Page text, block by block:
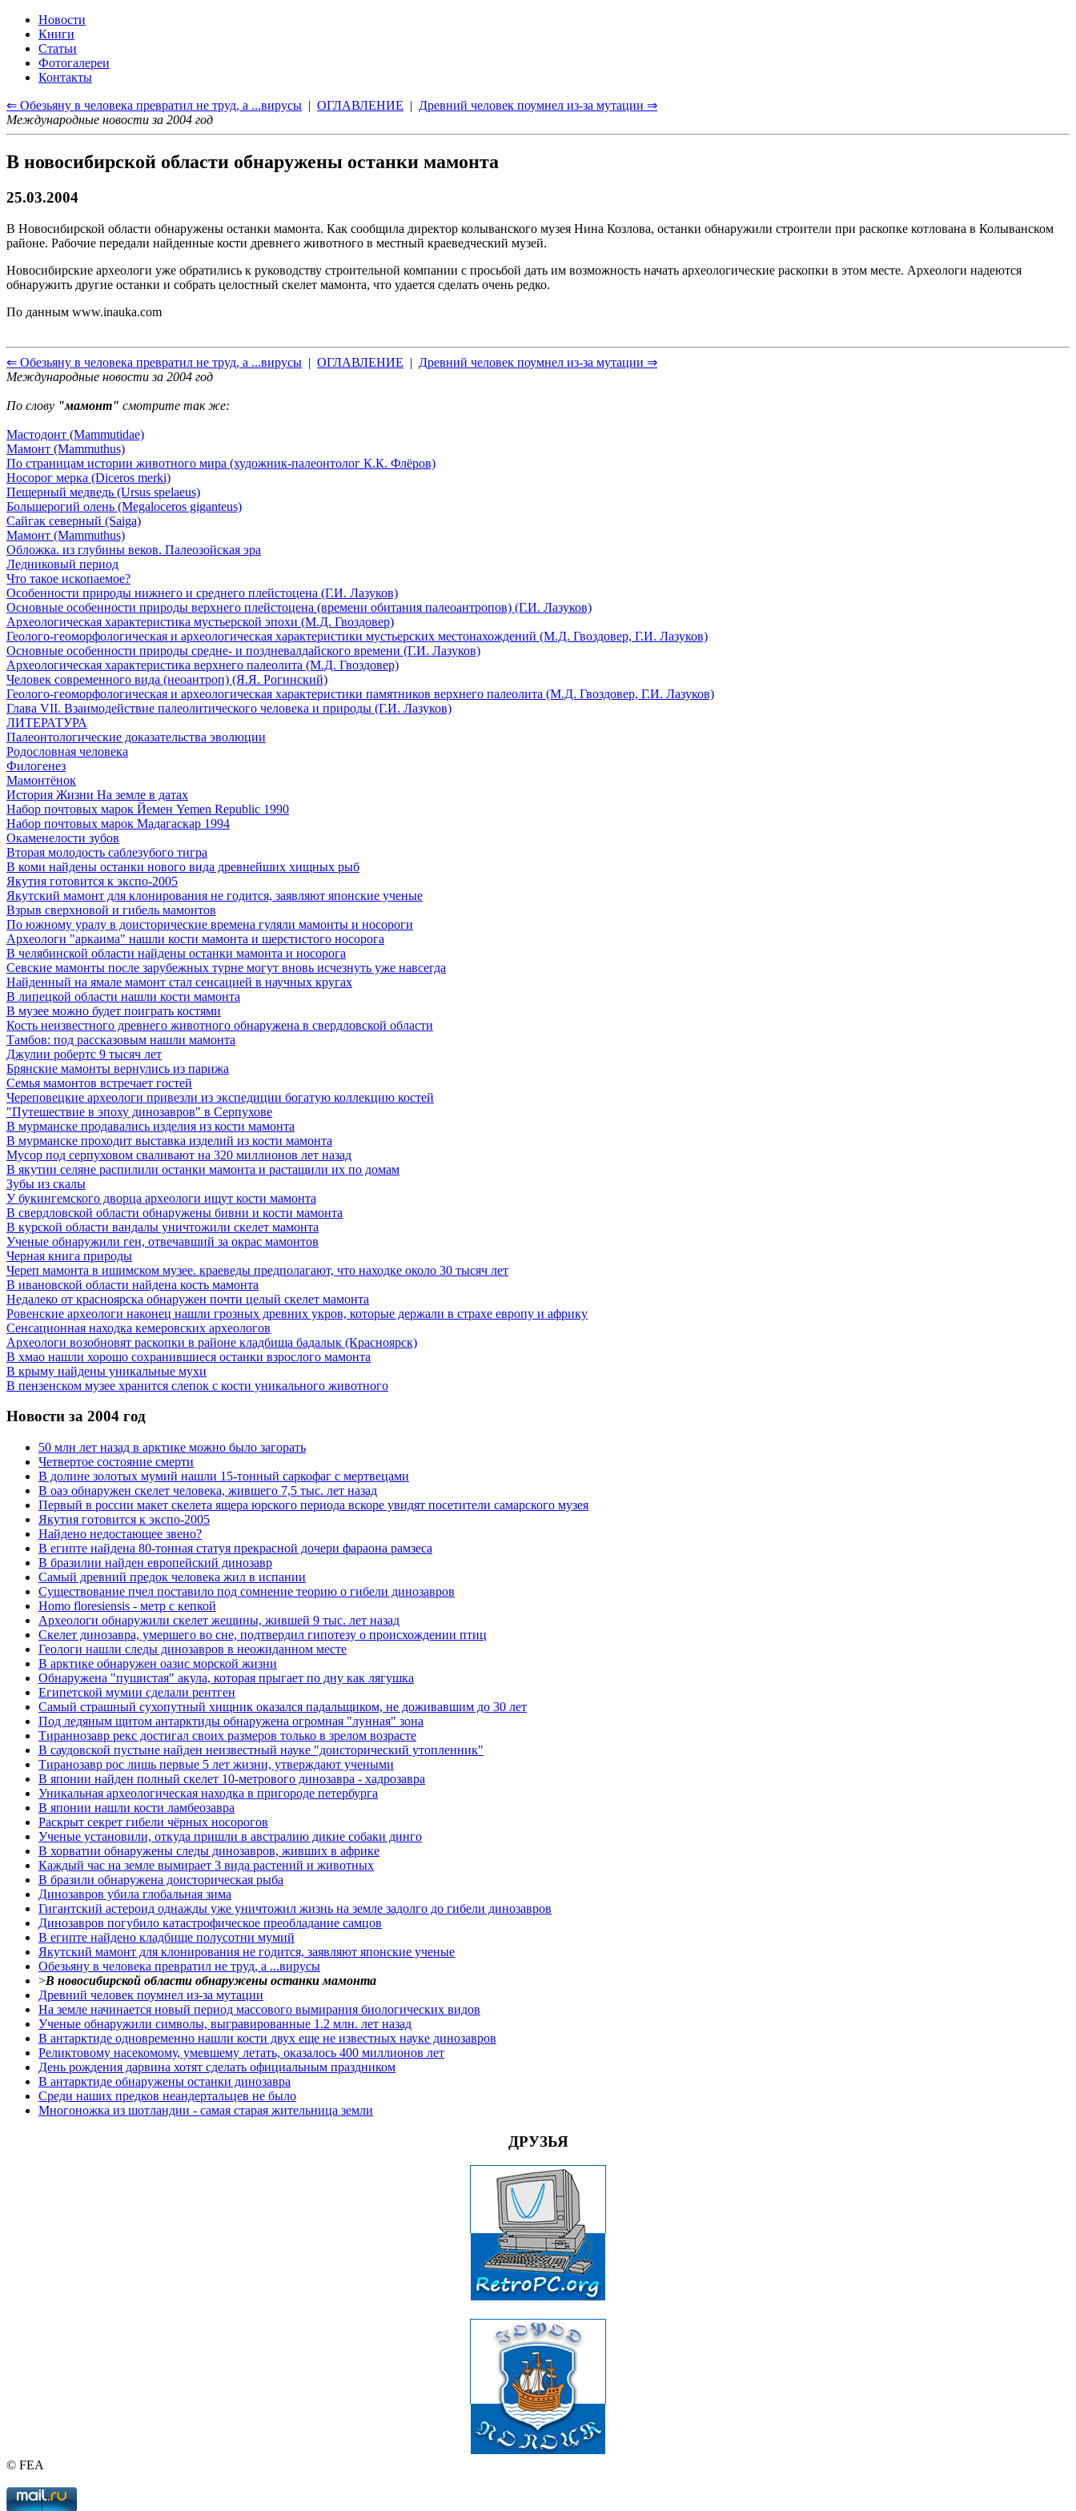
Новости
Книги
Статьи
Фотогалереи
Контакты
⇐ Обезьяну в человека превратил не труд, а ...вирусы | ОГЛАВЛЕНИЕ | Древний человек поумнел из-за мутации ⇒
Международные новости за 2004 год
В новосибирской области обнаружены останки мамонта
25.03.2004
В Новосибирской области обнаружены останки мамонта. Как сообщила директор колыванского музея Нина Козлова, останки обнаружили строители при раскопке котлована в Колыванском
районе. Рабочие передали найденные кости древнего животного в местный краеведческий музей.
Новосибирские археологи уже обратились к руководству строительной компании с просьбой дать им возможность начать археологические раскопки в этом месте. Археологи надеются
обнаружить другие останки и собрать целостный скелет мамонта, что удается сделать очень редко.
По данным www.inauka.com
⇐ Обезьяну в человека превратил не труд, а ...вирусы | ОГЛАВЛЕНИЕ | Древний человек поумнел из-за мутации ⇒
Международные новости за 2004 год
По слову "мамонт" смотрите так же:
Мастодонт (Mammutidae)
Мамонт (Mammuthus)
По страницам истории животного мира (художник-палеонтолог К.К. Флёров)
Носорог мерка (Diceros merki)
Пещерный медведь (Ursus spelaeus)
Большерогий олень (Megaloceros giganteus)
Сайгак северный (Saiga)
Мамонт (Mammuthus)
Обложка. из глубины веков. Палеозойская эра
Ледниковый период
Что такое ископаемое?
Особенности природы нижнего и среднего плейстоцена (Г.И. Лазуков)
Основные особенности природы верхнего плейстоцена (времени обитания палеоантропов) (Г.И. Лазуков)
Археологическая характеристика мустьерской эпохи (М.Д. Гвоздовер)
Геолого-геоморфологическая и археологическая характеристики мустьерских местонахождений (М.Д. Гвоздовер, Г.И. Лазуков)
Основные особенности природы средне- и поздневалдайского времени (Г.И. Лазуков)
Археологическая характеристика верхнего палеолита (М.Д. Гвоздовер)
Человек современного вида (неоантроп) (Я.Я. Рогинский)
Геолого-геоморфологическая и археологическая характеристики памятников верхнего палеолита (М.Д. Гвоздовер, Г.И. Лазуков)
Глава VII. Взаимодействие палеолитического человека и природы (Г.И. Лазуков)
ЛИТЕРАТУРА
Палеонтологические доказательства эволюции
Родословная человека
Филогенез
Мамонтёнок
История Жизни На земле в датах
Набор почтовых марок Йемен Yemen Republic 1990
Набор почтовых марок Мадагаскар 1994
Окаменелости зубов
Вторая молодость саблезубого тигра
В коми найдены останки нового вида древнейших хищных рыб
Якутия готовится к экспо-2005
Якутский мамонт для клонирования не годится, заявляют японские ученые
Взрыв сверхновой и гибель мамонтов
По южному уралу в доисторические времена гуляли мамонты и носороги
Археологи "аркаима" нашли кости мамонта и шерстистого носорога
В челябинской области найдены останки мамонта и носорога
Севские мамонты после зарубежных турне могут вновь исчезнуть уже навсегда
Найденный на ямале мамонт стал сенсацией в научных кругах
В липецкой области нашли кости мамонта
В музее можно будет поиграть костями
Кость неизвестного древнего животного обнаружена в свердловской области
Тамбов: под рассказовым нашли мамонта
Джулии робертс 9 тысяч лет
Брянские мамонты вернулись из парижа
Семья мамонтов встречает гостей
Череповецкие археологи привезли из экспедиции богатую коллекцию костей
"Путешествие в эпоху динозавров" в Серпухове
В мурманске продавались изделия из кости мамонта
В мурманске проходит выставка изделий из кости мамонта
Мусор под cерпуховом сваливают на 320 миллионов лет назад
В якутии селяне распилили останки мамонта и растащили их по домам
Зубы из скалы
У букингемского дворца археологи ищут кости мамонта
В свердловской области обнаружены бивни и кости мамонта
В курской области вандалы уничтожили скелет мамонта
Ученые обнаружили ген, отвечавший за окрас мамонтов
Черная книга природы
Череп мамонта в ишимском музее. краеведы предполагают, что находке около 30 тысяч лет
В ивановской области найдена кость мамонта
Недалеко от красноярска обнаружен почти целый скелет мамонта
Ровенские археологи наконец нашли грозных древних укров, которые держали в страхе европу и африку
Сенсационная находка кемеровских археологов
Археологи возобновят раскопки в районе кладбища бадалык (Красноярск)
В хмао нашли хорошо сохранившиеся останки взрослого мамонта
В крыму найдены уникальные мухи
В пензенском музее хранится слепок с кости уникального животного
Новости за 2004 год
50 млн лет назад в арктике можно было загорать
Четвертое состояние смерти
В долине золотых мумий нашли 15-тонный саркофаг с мертвецами
В оаэ обнаружен скелет человека, жившего 7,5 тыс. лет назад
Первый в россии макет скелета ящера юрского периода вскоре увидят посетители самарского музея
Якутия готовится к экспо-2005
Найдено недостающее звено?
В египте найдена 80-тонная статуя прекрасной дочери фараона рамзеса
В бразилии найден европейский динозавр
Самый древний предок человека жил в испании
Существование пчел поставило под сомнение теорию о гибели динозавров
Homo floresiensis - метр с кепкой
Археологи обнаружили скелет жещины, жившей 9 тыс. лет назад
Скелет динозавра, умершего во сне, подтвердил гипотезу о происхождении птиц
Геологи нашли следы динозавров в неожиданном месте
В арктике обнаружен оазис морской жизни
Обнаружена "пушистая" акула, которая прыгает по дну как лягушка
Египетской мумии сделали рентген
Самый страшный сухопутный хищник оказался падальщиком, не доживавшим до 30 лет
Под ледяным щитом антарктиды обнаружена огромная "лунная" зона
Тираннозавр рекс достигал своих размеров только в зрелом возрасте
В саудовской пустыне найден неизвестный науке "доисторический утопленник"
Тиранозавр рос лишь первые 5 лет жизни, утверждают учеными
В японии найден полный скелет 10-метрового динозавра - хадрозавра
Уникальная археологическая находка в пригороде петербурга
В японии нашли кости ламбеозавра
Раскрыт секрет гибели чёрных носорогов
Ученые установили, откуда пришли в австралию дикие собаки динго
В хорватии обнаружены следы динозавров, живших в африке
Каждый час на земле вымирает 3 вида растений и животных
В бразили обнаружена доисторическая рыба
Динозавров убила глобальная зима
Гигантский астероид однажды уже уничтожил жизнь на земле задолго до гибели динозавров
Динозавров погубило катастрофическое преобладание самцов
В египте найдено кладбище полусотни мумий
Якутский мамонт для клонирования не годится, заявляют японские ученые
Обезьяну в человека превратил не труд, а ...вирусы
>В новосибирской области обнаружены останки мамонта
Древний человек поумнел из-за мутации
На земле начинается новый период массового вымирания биологических видов
Ученые обнаружили символы, выгравированные 1.2 млн. лет назад
В антарктиде одновременно нашли кости двух еще не известных науке динозавров
Реликтовому насекомому, умевшему летать, оказалось 400 миллионов лет
День рождения дарвина хотят сделать официальным праздником
В антарктиде обнаружены останки динозавра
Среди наших предков неандертальцев не было
Многоножка из шотландии - самая старая жительница земли
ДРУЗЬЯ
© FEA